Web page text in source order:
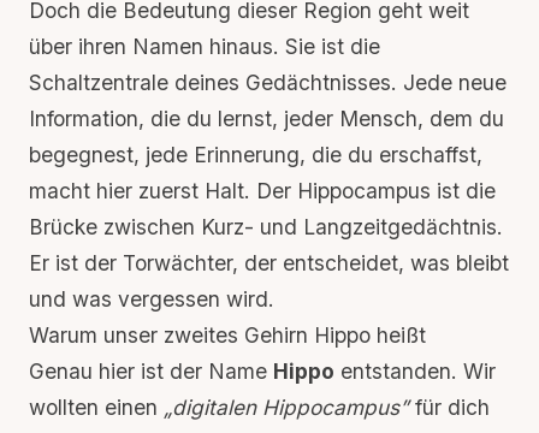
Doch die Bedeutung dieser Region geht weit
über ihren Namen hinaus. Sie ist die
Schaltzentrale deines Gedächtnisses. Jede neue
Information, die du lernst, jeder Mensch, dem du
begegnest, jede Erinnerung, die du erschaffst,
macht hier zuerst Halt. Der Hippocampus ist die
Brücke zwischen Kurz- und Langzeitgedächtnis.
Er ist der Torwächter, der entscheidet, was bleibt
und was vergessen wird.
Warum unser zweites Gehirn Hippo heißt
Genau hier ist der Name Hippo entstanden. Wir
wollten einen „digitalen Hippocampus”für dich